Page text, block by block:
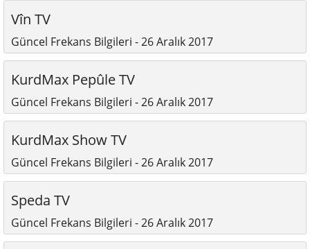
Vîn TV
Güncel Frekans Bilgileri - 26 Aralık 2017
KurdMax Pepûle TV
Güncel Frekans Bilgileri - 26 Aralık 2017
KurdMax Show TV
Güncel Frekans Bilgileri - 26 Aralık 2017
Speda TV
Güncel Frekans Bilgileri - 26 Aralık 2017